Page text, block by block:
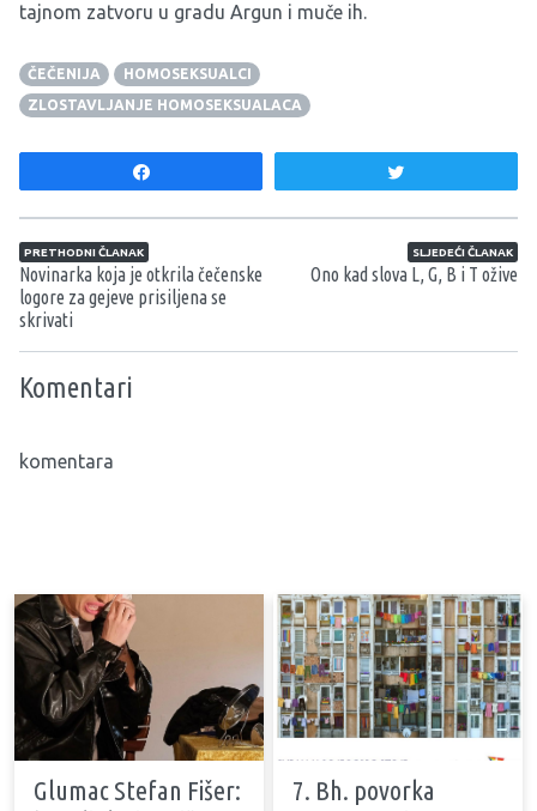
tajnom zatvoru u gradu Argun i muče ih.
ČEČENIJA
HOMOSEKSUALCI
ZLOSTAVLJANJE HOMOSEKSUALACA
Navigacija članaka
PRETHODNI ČLANAK
Novinarka koja je otkrila čečenske
logore za gejeve prisiljena se
skrivati
SLJEDEĆI ČLANAK
Ono kad slova L, G, B i T ožive
Komentari
komentara
Glumac Stefan Fišer:
7. Bh. povorka